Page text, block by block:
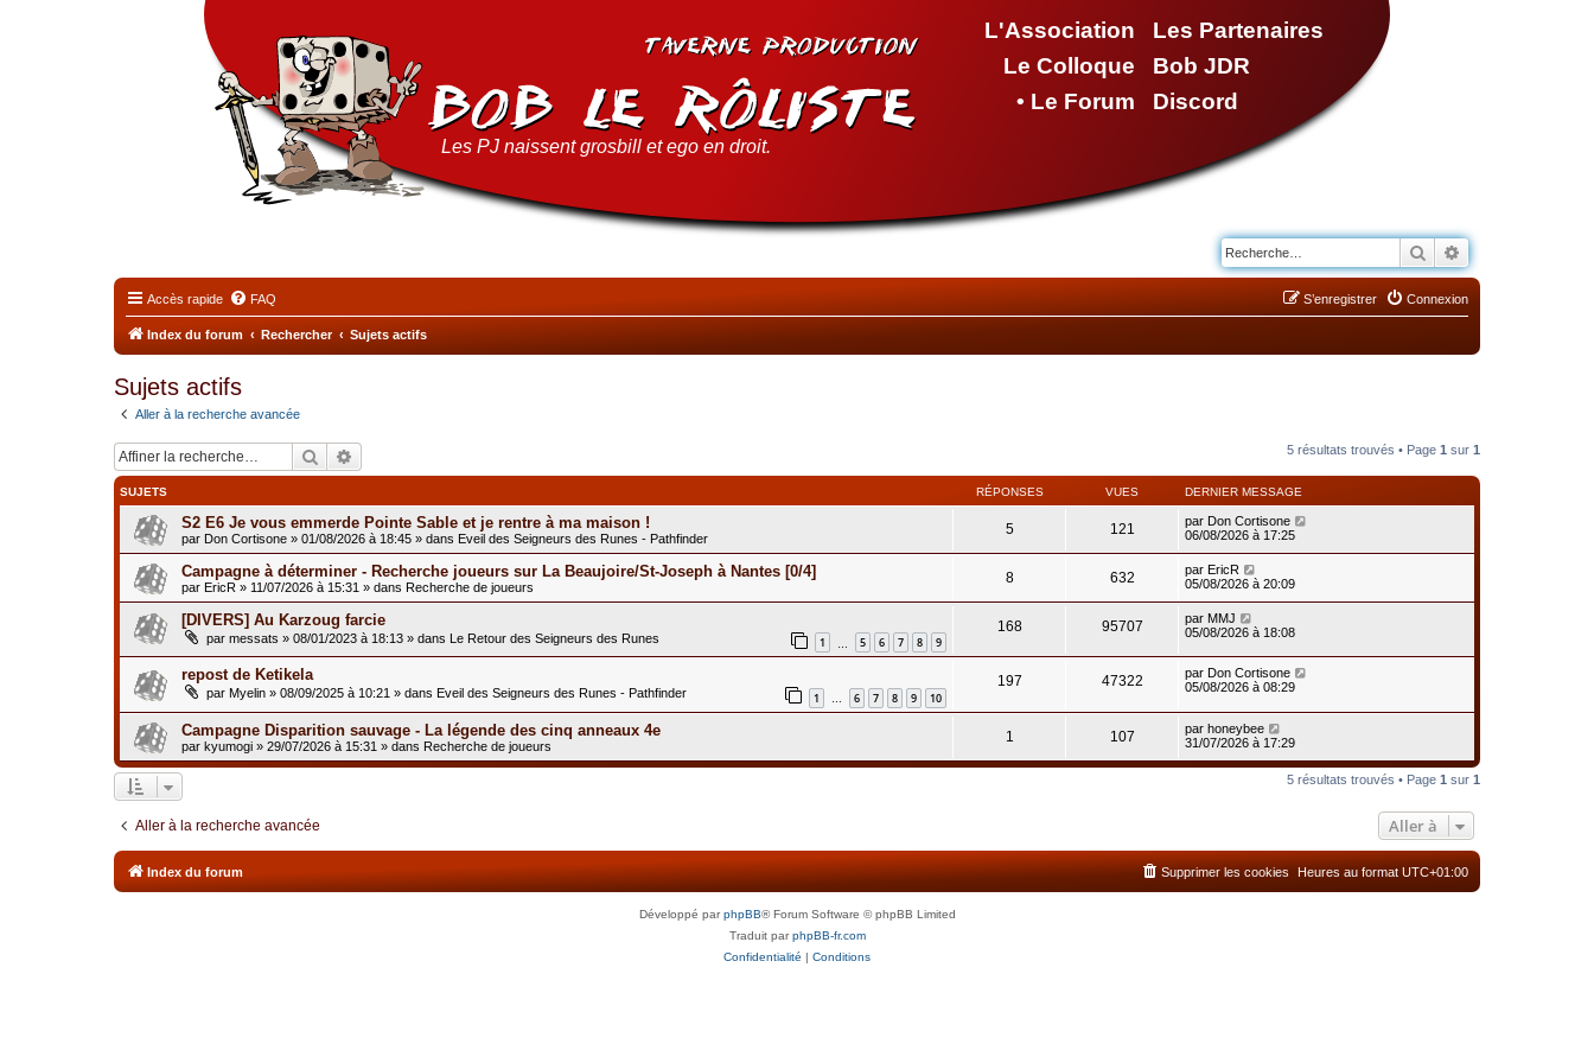
L'Association
Le Colloque
• Le Forum
Les Partenaires
Bob JDR
Discord
Les PJ naissent grosbill et ego en droit.
Rechercher
Accès rapide FAQ Connexion
S’enregistrer
Index du forum Rechercher Sujets actifs
Sujets actifs
Aller à la recherche avancée
Rechercher 5 résultats trouvés • Page 1 sur 1
SUJETS RÉPONSES VUES DERNIER MESSAGE
S2 E6 Je vous emmerde Pointe Sable et je rentre à ma maison !
par Don Cortisone » 01/08/2026 à 18:45 » dans Eveil des Seigneurs des Runes - Pathfinder
5 121 par Don Cortisone
06/08/2026 à 17:25
Campagne à déterminer - Recherche joueurs sur La Beaujoire/St-Joseph à Nantes [0/4]
par EricR » 11/07/2026 à 15:31 » dans Recherche de joueurs
8 632 par EricR
05/08/2026 à 20:09
[DIVERS] Au Karzoug farcie
par messats » 08/01/2023 à 18:13 » dans Le Retour des Seigneurs des Runes 1 5 6 7 8 9
168 95707 par MMJ
05/08/2026 à 18:08
repost de Ketikela
par Myelin » 08/09/2025 à 10:21 » dans Eveil des Seigneurs des Runes - Pathfinder 1 … 6 7 8 9 10
197 47322 par Don Cortisone
05/08/2026 à 08:29
Campagne Disparition sauvage - La légende des cinq anneaux 4e
par kyumogi » 29/07/2026 à 15:31 » dans Recherche de joueurs
1 107 par honeybee
31/07/2026 à 17:29
5 résultats trouvés • Page 1 sur 1
Aller à la recherche avancée Aller à
Index du forum Heures au format UTC+01:00
Supprimer les cookies
Développé parphpBB® Forum Software © phpBB Limited
Traduit parphpBB-fr.com
Confidentialité | Conditions